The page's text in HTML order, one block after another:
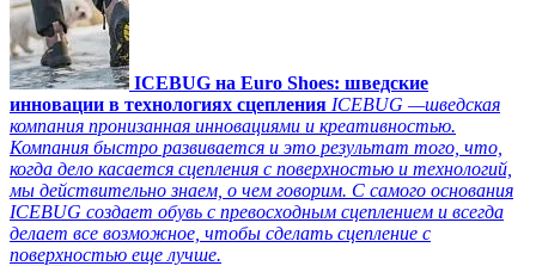
ICEBUG на Euro Shoes: шведские
инновации в технологиях сцепления ICEBUG —шведская
компания пронизанная инновациями и креативностью.
Компания быстро развивается и это результат того, что,
когда дело касается сцепления с поверхностью и технологий,
мы действительно знаем, о чем говорим. С самого основания
ICEBUG создает обувь с превосходным сцеплением и всегда
делает все возможное, чтобы сделать сцепление с
поверхностью еще лучше.